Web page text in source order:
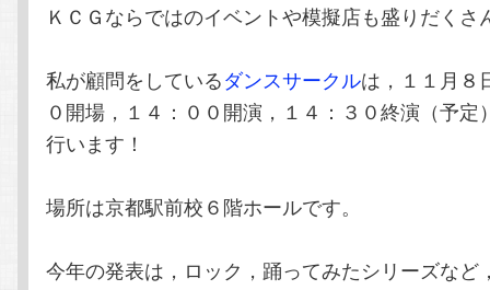
ＫＣＧならではのイベントや模擬店も盛りだくさ
私が顧問をしているダンスサークルは，１１月８
０開場，１４：００開演，１４：３０終演（予定
行います！
場所は京都駅前校６階ホールです。
今年の発表は，ロック，踊ってみたシリーズなど